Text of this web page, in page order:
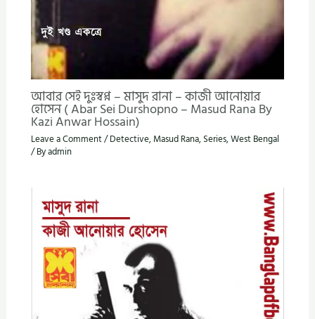
আবার সেই দুঃস্বপ্ন – মাসুদ রানা – কাজী আনোয়ার
হোসেন ( Abar Sei Durshopno – Masud Rana By
Kazi Anwar Hossain)
Leave a Comment/Detective, Masud Rana, Series,West Bengal
/ Byadmin